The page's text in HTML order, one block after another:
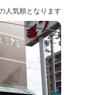
人気順となります